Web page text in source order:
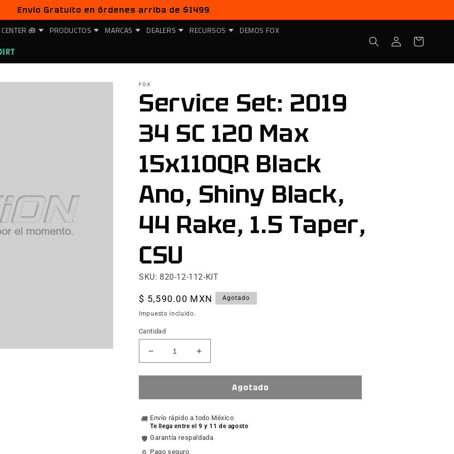
Envío Gratuito en órdenes arriba de $1499
🧰 PRODUCTOS MARCAS DEALERS RECURSOS
DEMOS FOX
Iniciar
sesión
Carrito
FOX
Service Set: 2019
34 SC 120 Max
15x110QR Black
Ano, Shiny Black,
44 Rake, 1.5 Taper,
CSU
SKU: 820-12-112-KIT
Precio
habitual
$ 5,590.00 MXN Agotado
Impuesto incluido.
Cantidad
Reducir
cantidad
para
Set:
34
SC
120
Max
Aumentar
cantidad
para
Set:
34
SC
120
Agotado
🚚 Envío rápido a todo México
Te llega entre el 9 y 11 de agosto
🛡️ Garantía respaldada
Pago seguro